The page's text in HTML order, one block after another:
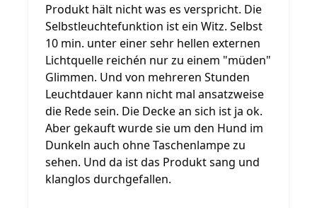
Produkt hält nicht was es verspricht. Die
Selbstleuchtefunktion ist ein Witz. Selbst
10 min. unter einer sehr hellen externen
Lichtquelle reichén nur zu einem "müden"
Glimmen. Und von mehreren Stunden
Leuchtdauer kann nicht mal ansatzweise
die Rede sein. Die Decke an sich ist ja ok.
Aber gekauft wurde sie um den Hund im
Dunkeln auch ohne Taschenlampe zu
sehen. Und da ist das Produkt sang und
klanglos durchgefallen.